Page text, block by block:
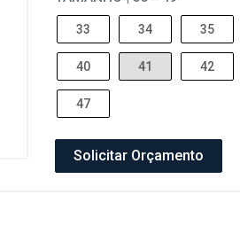
33 34 35
40 41 42
47
Solicitar Orçamento